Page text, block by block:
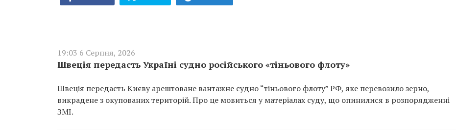
19:03 6 Серпня, 2026
Швеція передасть Україні судно російського «тіньового флоту»
Швеція передасть Києву арештоване вантажне судно “тіньового флоту” РФ, яке перевозило зерно,
викрадене з окупованих територій. Про це мовиться у матеріалах суду, що опинилися в розпорядженні
ЗМІ.